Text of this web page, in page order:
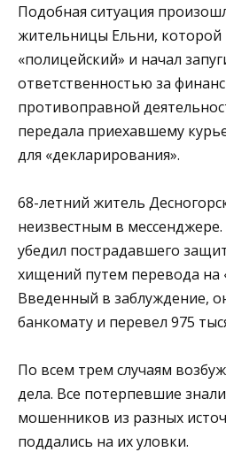
Подобная ситуация
жительницы Ельни,
«полицейский» и начал
ответственностью за
противоправной
передала приехавшему
для «декларирования».
68-летний житель
неизвестным в
убедил пострадавшего
хищений путем перевода на
Введенный в заблуждение,
банкомату и перевел 975
По всем трем случаям
дела. Все потерпевшие
мошенников из разных
поддались на их уловки.